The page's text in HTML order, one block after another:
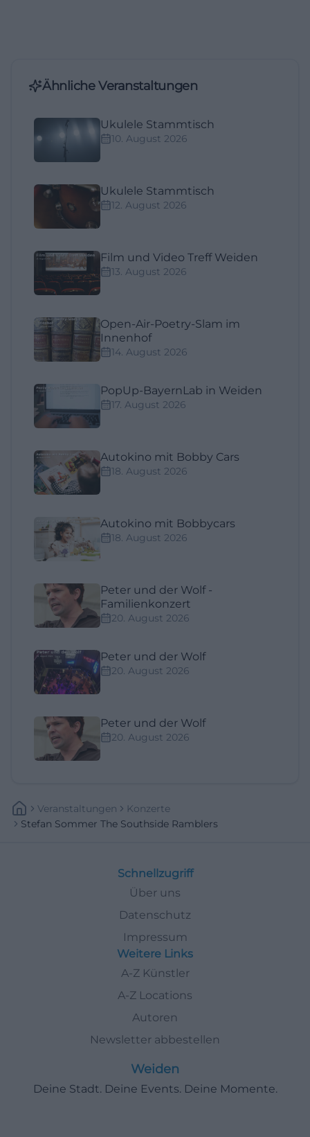
Ähnliche Veranstaltungen
Ukulele Stammtisch
10. August 2026
Ukulele Stammtisch
12. August 2026
Film und Video Treff Weiden
13. August 2026
Open-Air-Poetry-Slam im
Innenhof
14. August 2026
PopUp-BayernLab in Weiden
17. August 2026
Autokino mit Bobby Cars
18. August 2026
Autokino mit Bobbycars
18. August 2026
Peter und der Wolf -
Familienkonzert
20. August 2026
Peter und der Wolf
20. August 2026
Peter und der Wolf
20. August 2026
Veranstaltungen
Konzerte
Stefan Sommer The Southside Ramblers
Schnellzugriff
Über uns
Datenschutz
Impressum
Weitere Links
A-Z Künstler
A-Z Locations
Autoren
Newsletter abbestellen
Weiden
Deine Stadt. Deine Events. Deine Momente.